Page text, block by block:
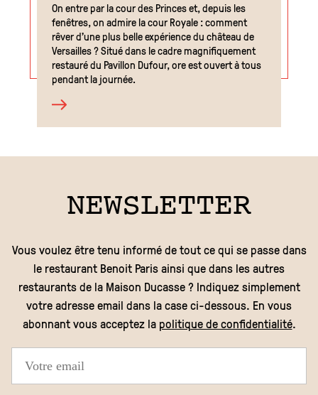
On entre par la cour des Princes et, depuis les
fenêtres, on admire la cour Royale : comment
rêver d’une plus belle expérience du château de
Versailles ? Situé dans le cadre magnifiquement
restauré du Pavillon Dufour, ore est ouvert à tous
pendant la journée.
NEWSLETTER
Vous voulez être tenu informé de tout ce qui se passe dans
le restaurant Benoit Paris ainsi que dans les autres
restaurants de la Maison Ducasse ? Indiquez simplement
votre adresse email dans la case ci-dessous. En vous
abonnant vous acceptez la politique de confidentialité.